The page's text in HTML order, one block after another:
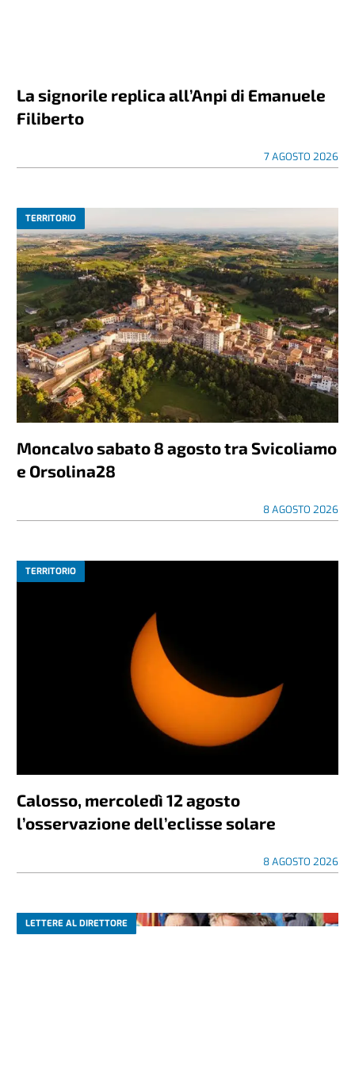
La signorile replica all’Anpi di Emanuele
Filiberto
7 AGOSTO 2026
TERRITORIO
Moncalvo sabato 8 agosto tra Svicoliamo
e Orsolina28
8 AGOSTO 2026
TERRITORIO
Calosso, mercoledì 12 agosto
l’osservazione dell’eclisse solare
8 AGOSTO 2026
LETTERE AL DIRETTORE